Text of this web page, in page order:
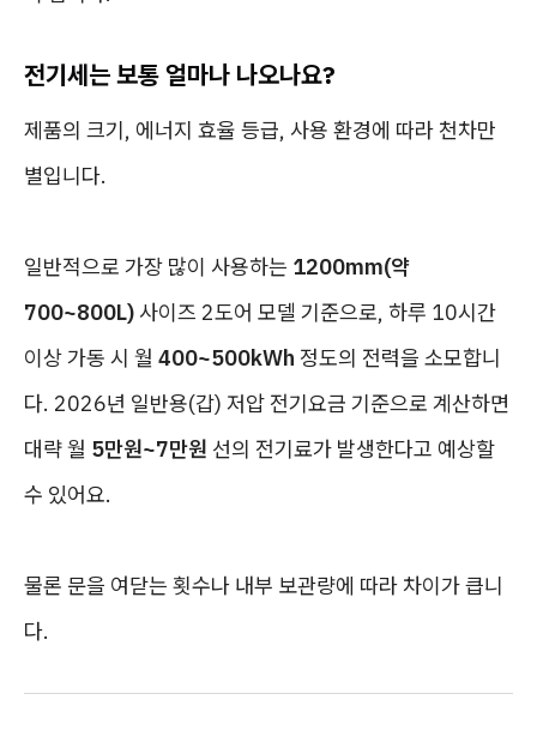
전기세는 보통 얼마나 나오나요?
제품의 크기, 에너지 효율 등급, 사용 환경에 따라 천차만
별입니다.
일반적으로 가장 많이 사용하는 1200mm(약
700~800L) 사이즈 2도어 모델 기준으로, 하루 10시간
이상 가동 시 월 400~500kWh 정도의 전력을 소모합니
다. 2026년 일반용(갑) 저압 전기요금 기준으로 계산하면
대략 월 5만원~7만원 선의 전기료가 발생한다고 예상할
수 있어요.
물론 문을 여닫는 횟수나 내부 보관량에 따라 차이가 큽니
다.